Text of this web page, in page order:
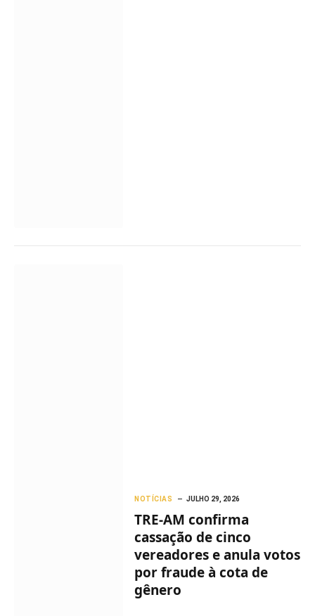
NOTÍCIAS JULHO 29, 2026
TRE-AM confirma
cassação de cinco
vereadores e anula votos
por fraude à cota de
gênero